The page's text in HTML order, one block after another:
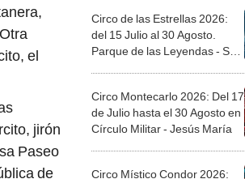
el
jirón
Paseo
de
Circo de las Estrellas 2026:
del 15 Julio al 30 Agosto.
Parque de las Leyendas - San
Circo Montecarlo 2026: Del 17
de Julio hasta el 30 Agosto en
Círculo Militar - Jesús María
Circo Místico Condor 2026: